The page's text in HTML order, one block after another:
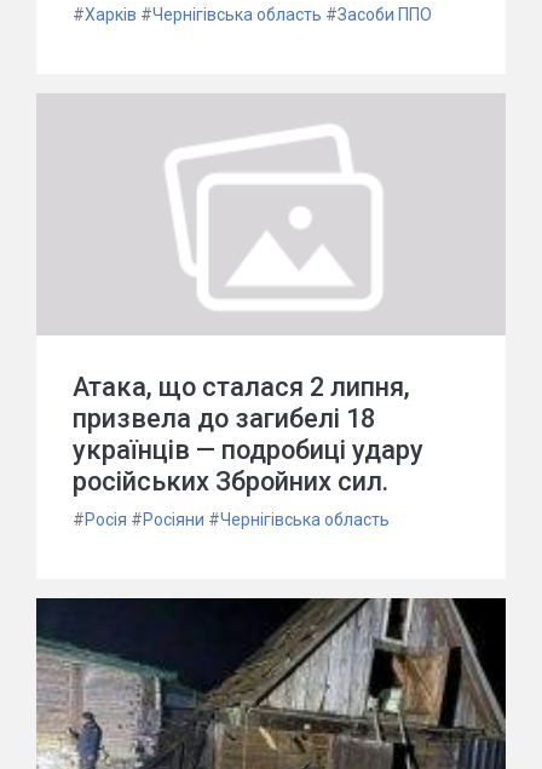
#Харків #Чернігівська область #Засоби ППО
Атака, що сталася 2 липня,
призвела до загибелі 18
українців — подробиці удару
російських Збройних сил.
#Росія #Росіяни #Чернігівська область